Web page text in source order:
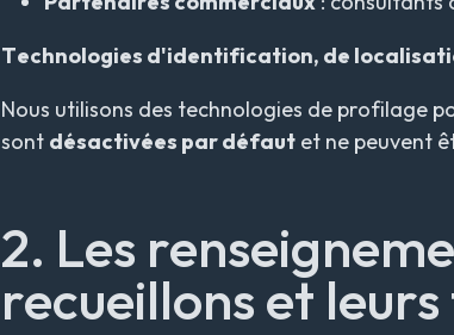
Technologies d'identification, de
Nous utilisons des technologies de profilage
sont désactivées par défautet ne peuvent
2. Les
recueillons et